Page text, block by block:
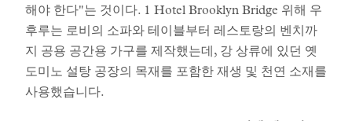
해야 한다"는 것이다. 1 Hotel Brooklyn Bridge 위해 우
후루는 로비의 소파와 테이블부터 레스토랑의 벤치까
지 공용 공간용 가구를 제작했는데, 강 상류에 있던 옛
도미노 설탕 공장의 목재를 포함한 재생 및 천연 소재를
사용했습니다.